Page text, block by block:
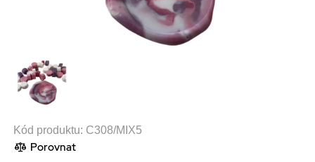
Kód produktu: C308/MIX5
Porovnat